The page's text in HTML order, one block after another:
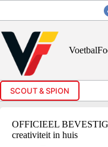
inhoud
SCOUT & SPION
OFFICIEEL
creativiteit in huis